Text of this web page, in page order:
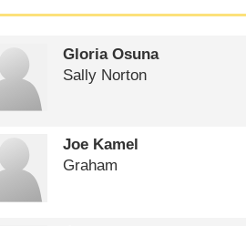
Gloria Osuna
Sally Norton
Joe Kamel
Graham